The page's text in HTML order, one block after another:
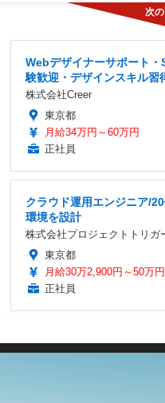
Webデザイナーサポート
験歓迎・デザインスキル習
株式会社Creer
東京都
月給34万円～60万円
正社員
クラウド運用エンジニア/
環境を設計
株式会社プロジェクトトリガ
東京都
月給30万2,900円～50万円
正社員